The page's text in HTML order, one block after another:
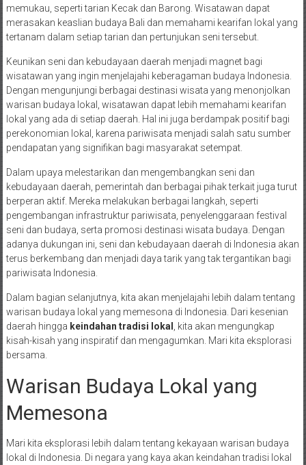
memukau, seperti tarian Kecak dan Barong. Wisatawan dapat
merasakan keaslian budaya Bali dan memahami kearifan lokal yang
tertanam dalam setiap tarian dan pertunjukan seni tersebut.
Keunikan seni dan kebudayaan daerah menjadi magnet bagi
wisatawan yang ingin menjelajahi keberagaman budaya Indonesia.
Dengan mengunjungi berbagai destinasi wisata yang menonjolkan
warisan budaya lokal, wisatawan dapat lebih memahami kearifan
lokal yang ada di setiap daerah. Hal ini juga berdampak positif bagi
perekonomian lokal, karena pariwisata menjadi salah satu sumber
pendapatan yang signifikan bagi masyarakat setempat.
Dalam upaya melestarikan dan mengembangkan seni dan
kebudayaan daerah, pemerintah dan berbagai pihak terkait juga turut
berperan aktif. Mereka melakukan berbagai langkah, seperti
pengembangan infrastruktur pariwisata, penyelenggaraan festival
seni dan budaya, serta promosi destinasi wisata budaya. Dengan
adanya dukungan ini, seni dan kebudayaan daerah di Indonesia akan
terus berkembang dan menjadi daya tarik yang tak tergantikan bagi
pariwisata Indonesia.
Dalam bagian selanjutnya, kita akan menjelajahi lebih dalam tentang
warisan budaya lokal yang memesona di Indonesia. Dari kesenian
daerah hingga keindahan tradisi lokal
, kita akan mengungkap
kisah-kisah yang inspiratif dan mengagumkan. Mari kita eksplorasi
bersama.
Warisan Budaya Lokal yang
Memesona
Mari kita eksplorasi lebih dalam tentang kekayaan warisan budaya
lokal di Indonesia. Di negara yang kaya akan keindahan tradisi lokal